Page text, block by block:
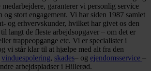
garanterer vi personlig service
og stort engagement. Vi har siden 1987 samlet
og erhvervskunder, hvilket har givet os den
langt de fleste arbejdsopgaver – om det er
trappeopgange etc. Vi er specialister i
vi står klar til at hjælpe med alt fra den
vinduespolering, skades– og ejendomsservice –
arbejdspladser i Hillerød.